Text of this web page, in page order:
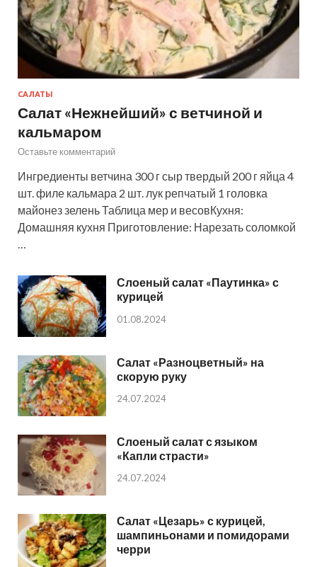
САЛАТЫ
Салат «Нежнейший» с ветчиной и
кальмаром
Оставьте комментарий
Ингредиенты ветчина 300 г сыр твердый 200 г яйца 4
шт. филе кальмара 2 шт. лук репчатый 1 головка
майонез зелень Таблица мер и весовКухня:
Домашняя кухня Приготовление: Нарезать соломкой
…
Слоеный салат «Паутинка» с
курицей
01.08.2024
Салат «Разноцветный» на
скорую руку
24.07.2024
Слоеный салат с языком
«Капли страсти»
24.07.2024
Салат «Цезарь» с курицей,
шампиньонами и помидорами
черри